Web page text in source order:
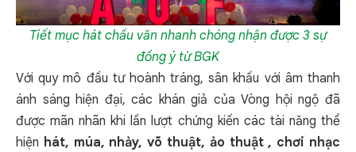
Tiết mục hát chầu văn nhanh chóng nhận được 3 sự
đồng ý từ BGK
Với quy mô đầu tư hoành tráng, sân khấu với âm thanh
ánh sáng hiện đại, các khán giả của Vòng hội ngộ đã
được mãn nhãn khi lần lượt chứng kiến các tài năng thể
hiện hát, múa, nhảy, võ thuật, ảo thuật , chơi nhạc